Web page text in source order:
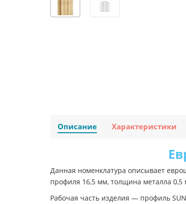
Описание Характеристики
Данная номенклатура описывает
профиля 16,5 мм, толщина металла 0,5
Рабочая часть изделия — профиль